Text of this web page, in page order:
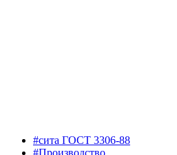
#сита ГОСТ 3306-88
#Производство